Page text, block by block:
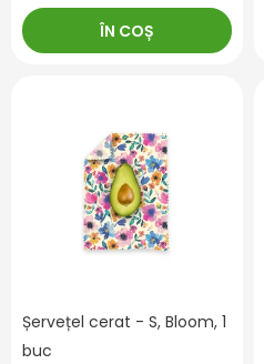
ÎN COȘ
Șervețel cerat - S, Bloom, 1
buc